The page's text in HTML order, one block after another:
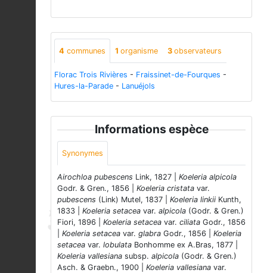
4 communes 1 organisme 3 observateurs
Florac Trois Rivières - Fraissinet-de-Fourques -
Hures-la-Parade - Lanuéjols
Informations espèce
Synonymes
Airochloa pubescens Link, 1827 | Koeleria alpicola
Godr. & Gren., 1856 | Koeleria cristata var.
pubescens (Link) Mutel, 1837 | Koeleria linkii Kunth,
1833 | Koeleria setacea var. alpicola (Godr. & Gren.)
Fiori, 1896 | Koeleria setacea var. ciliata Godr., 1856
Koeleria setacea var. glabra Godr., 1856 | Koeleria
setacea var. lobulata Bonhomme ex A.Bras, 1877 |
Koeleria vallesiana subsp. alpicola (Godr. & Gren.)
Asch. & Graebn., 1900 | Koeleria vallesiana var.